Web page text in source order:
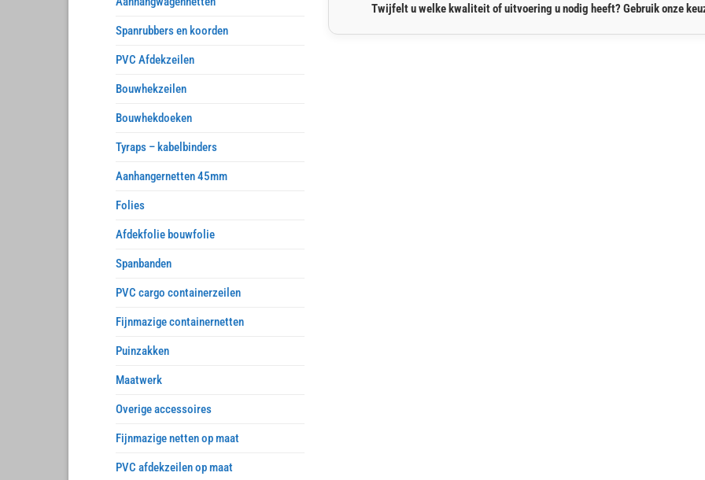
Spanrubbers en koorden
PVC Afdekzeilen
Bouwhekzeilen
Bouwhekdoeken
Tyraps – kabelbinders
Aanhangernetten 45mm
Folies
Afdekfolie bouwfolie
Spanbanden
PVC cargo containerzeilen
Fijnmazige containernetten
Puinzakken
Maatwerk
Overige accessoires
Fijnmazige netten op maat
PVC afdekzeilen op maat
Twijfelt u welke kwaliteit of uitvoering u nodig heeft? Gebruik onze